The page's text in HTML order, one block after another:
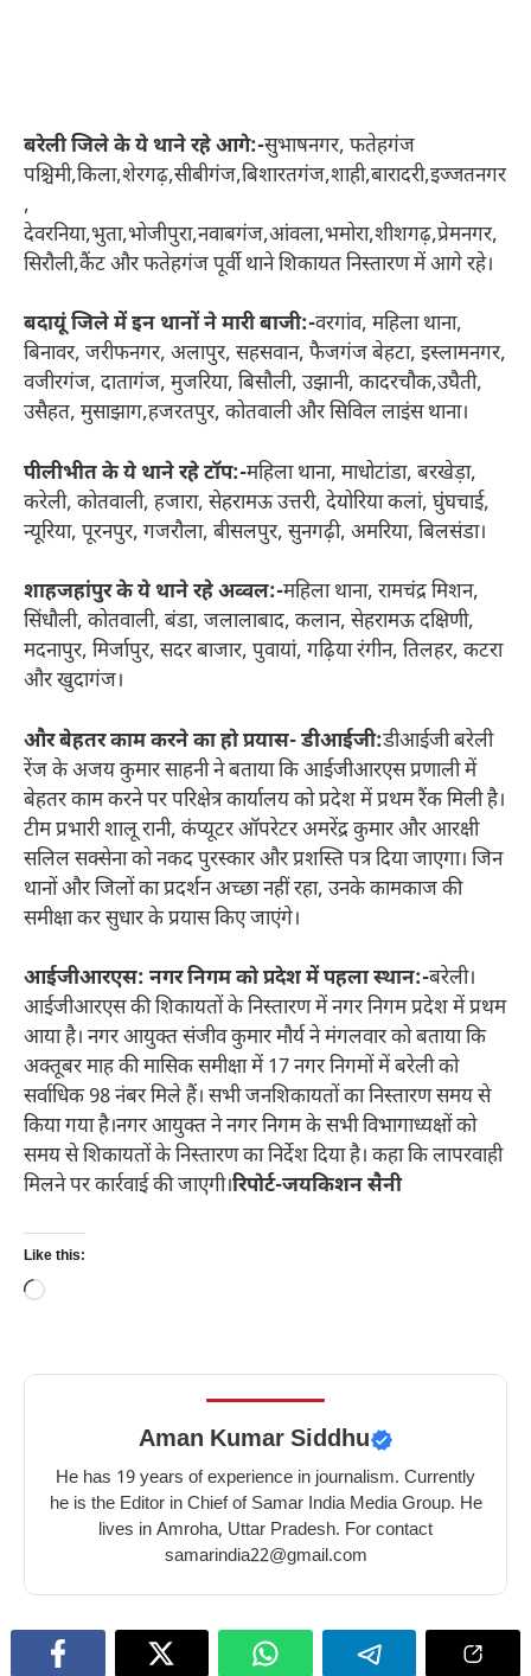
बरेली जिले के ये थाने रहे आगे:‌-सुभाषनगर, फतेहगंज
पश्चिमी,किला,शेरगढ़,सीबीगंज,बिशारतगंज,शाही,बारादरी,इज्जतनगर
,
देवरनिया,भुता,भोजीपुरा,नवाबगंज,आंवला,भमोरा,शीशगढ़,प्रेमनगर,
सिरौली,कैंट और फतेहगंज पूर्वी थाने शिकायत निस्तारण में आगे रहे।
बदायूं जिले में इन थानों ने मारी बाजी:-वरगांव, महिला थाना,
बिनावर, जरीफनगर, अलापुर, सहसवान, फैजगंज बेहटा, इस्लामनगर,
वजीरगंज, दातागंज, मुजरिया, बिसौली, उझानी, कादरचौक,उघैती,
उसैहत, मुसाझाग,हजरतपुर, कोतवाली और सिविल लाइंस थाना।
पीलीभीत के ये थाने रहे टॉप:‌-महिला थाना, माधोटांडा, बरखेड़ा,
करेली, कोतवाली, हजारा, सेहरामऊ उत्तरी, देयोरिया कलां, घुंघचाई,
न्यूरिया, पूरनपुर, गजरौला, बीसलपुर, सुनगढ़ी, अमरिया, बिलसंडा।
शाहजहांपुर के ये थाने रहे अव्वल:‌-महिला थाना, रामचंद्र मिशन,
सिंधौली, कोतवाली, बंडा, जलालाबाद, कलान, सेहरामऊ दक्षिणी,
मदनापुर, मिर्जापुर, सदर बाजार, पुवायां, गढ़िया रंगीन, तिलहर, कटरा
और खुदागंज।
और बेहतर काम करने का हो प्रयास- डीआईजी:‌डीआईजी बरेली
रेंज के अजय कुमार साहनी ने बताया कि आईजीआरएस प्रणाली में
बेहतर काम करने पर परिक्षेत्र कार्यालय को प्रदेश में प्रथम रैंक मिली है।
टीम प्रभारी शालू रानी, कंप्यूटर ऑपरेटर अमरेंद्र कुमार और आरक्षी
सलिल सक्सेना को नकद पुरस्कार और प्रशस्ति पत्र दिया जाएगा। जिन
थानों और जिलों का प्रदर्शन अच्छा नहीं रहा, उनके कामकाज की
समीक्षा कर सुधार के प्रयास किए जाएंगे।
आईजीआरएस: नगर निगम को प्रदेश में पहला स्थान:‌-बरेली।
आईजीआरएस की शिकायतों के निस्तारण में नगर निगम प्रदेश में प्रथम
आया है। नगर आयुक्त संजीव कुमार मौर्य ने मंगलवार को बताया कि
अक्तूबर माह की मासिक समीक्षा में 17 नगर निगमों में बरेली को
सर्वाधिक 98 नंबर मिले हैं। सभी जनशिकायतों का निस्तारण समय से
किया गया है।नगर आयुक्त ने नगर निगम के सभी विभागाध्यक्षों को
समय से शिकायतों के निस्तारण का निर्देश दिया है। कहा कि लापरवाही
मिलने पर कार्रवाई की जाएगी।रिपोर्ट-जयकिशन सैनी
Like this:
Loading…
Aman Kumar Siddhu
He has 19 years of experience in journalism. Currently
he is the Editor in Chief of Samar India Media Group. He
lives in Amroha, Uttar Pradesh. For contact
samarindia22@gmail.com